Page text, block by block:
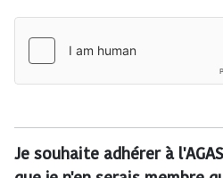
Je souhaite adhérer à